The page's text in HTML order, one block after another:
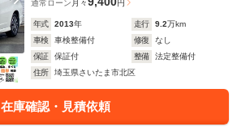
通常ローン 月々 円
年式 2013年 走行 9.2万km
車検
車検整備付 修復
なし
保証
保証付 整備
法定整備付
住所
埼玉県さいたま市北区
在庫確認・見積依頼